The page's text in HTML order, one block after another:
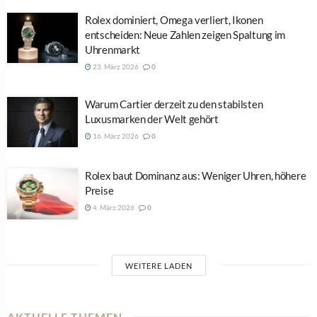
Rolex dominiert, Omega verliert, Ikonen
entscheiden: Neue Zahlen zeigen Spaltung im
Uhrenmarkt
23. März 2026 0
Warum Cartier derzeit zu den stabilsten
Luxusmarken der Welt gehört
16. März 2026 0
Rolex baut Dominanz aus: Weniger Uhren, höhere
Preise
4. März 2026 0
WEITERE LADEN